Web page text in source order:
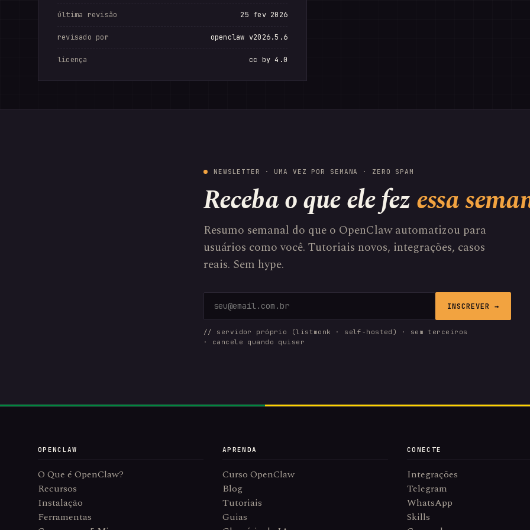
última revisão 25 fev 2026
revisado por openclaw v2026.5.6
licença cc by 4.0
NEWSLETTER · UMA VEZ POR SEMANA · ZERO SPAM
Receba o que ele fezessa
Resumo semanal do que o OpenClaw automatizou para
usuários como você. Tutoriais novos, integrações, casos
reais. Sem hype.
INSCREVER →
// servidor próprio (listmonk · self-hosted) · sem terceiros
· cancele quando quiser
OPENCLAW
O Que é OpenClaw?
Recursos
Instalação
Ferramentas
APRENDA
Curso OpenClaw
Blog
Tutoriais
Guias
CONECTE
Integrações
Telegram
WhatsApp
Skills